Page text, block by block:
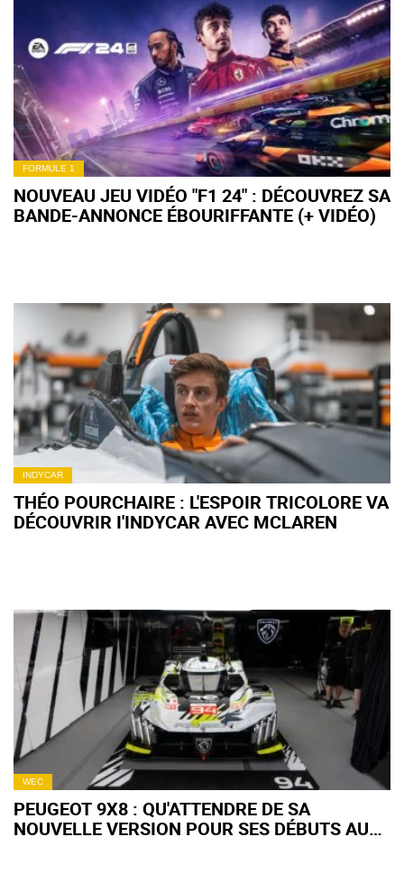
FORMULE 1
NOUVEAU JEU VIDÉO "F1 24" : DÉCOUVREZ SA
BANDE-ANNONCE ÉBOURIFFANTE (+ VIDÉO)
INDYCAR
THÉO POURCHAIRE : L'ESPOIR TRICOLORE VA
DÉCOUVRIR I'INDYCAR AVEC MCLAREN
WEC
PEUGEOT 9X8 : QU'ATTENDRE DE SA
NOUVELLE VERSION POUR SES DÉBUTS AUX